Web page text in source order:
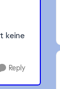
keine
Reply